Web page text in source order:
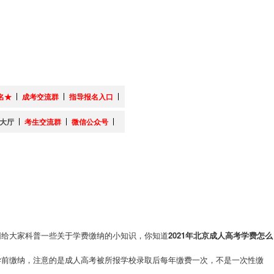
★ 成考交流群 指导报名入口
厅 考生交流群 微信公众号
大家科普一些关于学费缴纳的小知识，你知道2021年北京成人高考学费怎么
纳，注意的是成人高考被所报学校录取后每年缴费一次，不是一次性缴